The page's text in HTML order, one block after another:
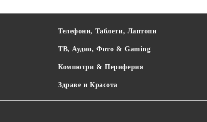
Телефони, Таблети, Лаптопи
ТВ, Аудио, Фото & Gaming
Компютри & Периферия
Здраве и Красота